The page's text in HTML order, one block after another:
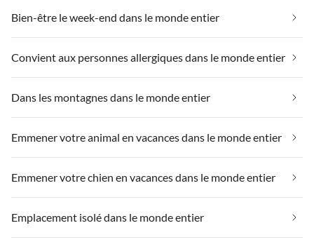
Bien-être le week-end dans le monde entier
Convient aux personnes allergiques dans le monde entier
Dans les montagnes dans le monde entier
Emmener votre animal en vacances dans le monde entier
Emmener votre chien en vacances dans le monde entier
Emplacement isolé dans le monde entier